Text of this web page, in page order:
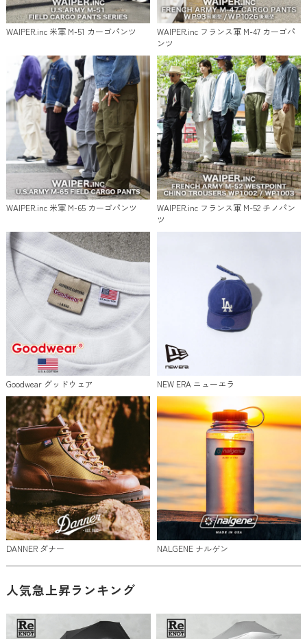
WAIPER.inc 米軍 M-51 カーゴパンツ
WAIPER.inc フランス軍 M-47 カーゴパ
ンツ
WAIPER.inc 米軍 M-65 カーゴパンツ
WAIPER.inc フランス軍 M-52 チノパン
ツ
Goodwear グッドウェア NEW ERA ニューエラ
DANNER ダナー NALGENE ナルゲン
人気急上昇ランキング